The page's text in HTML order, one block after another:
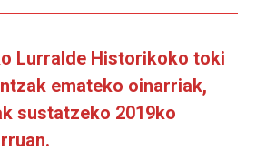
Lurralde Historikoko toki
emateko oinarriak,
sustatzeko 2019ko